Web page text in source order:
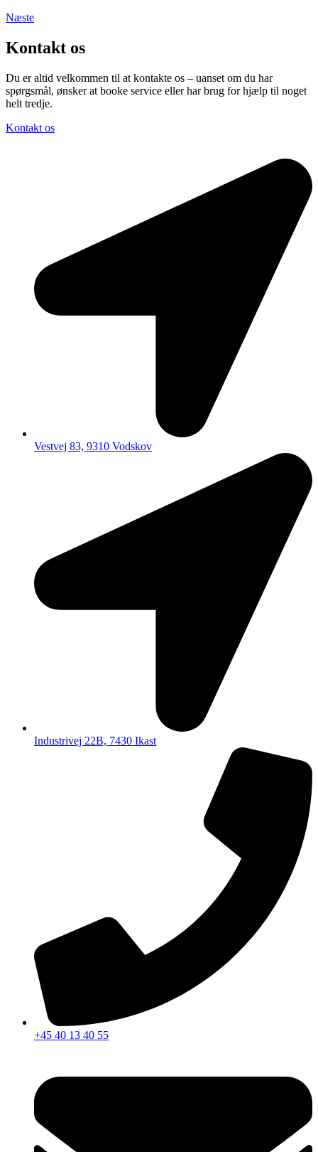
Næste
Kontakt os
Du er altid velkommen til at kontakte os – uanset om du har
spørgsmål, ønsker at booke service eller har brug for hjælp til noget
helt tredje.
Kontakt os
Vestvej 83, 9310 Vodskov
Industrivej 22B, 7430 Ikast
+45 40 13 40 55